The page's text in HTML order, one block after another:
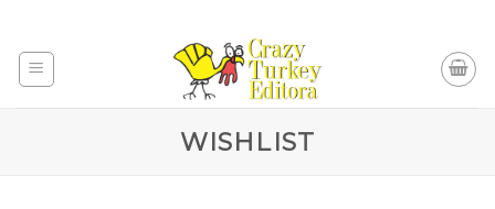
content
WISHLIST